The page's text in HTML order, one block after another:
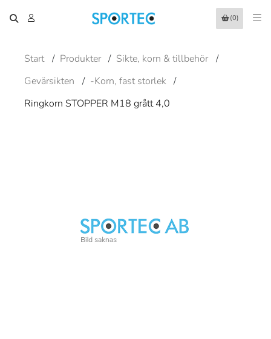
(0)
Start / Produkter / Sikte, korn & tillbehör /
Gevärsikten
/ -Korn, fast storlek
/
Ringkorn STOPPER M18 grått 4,0